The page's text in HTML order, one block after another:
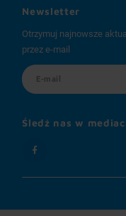
Newsletter
Otrzymuj najnowsze
przez e-mail
Śledź nas w